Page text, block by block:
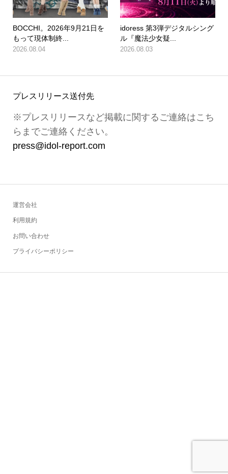
BOCCHI。2026年9月21日を
もって現体制終...
2026.08.04
idoress 第3弾デジタルシング
ル『魔法少女疑...
2026.08.03
プレスリリース送付先
※プレスリリースなど掲載に関するご連絡はこち
らまでご連絡ください。
press@idol-report.com
運営会社
利用規約
お問い合わせ
プライバシーポリシー